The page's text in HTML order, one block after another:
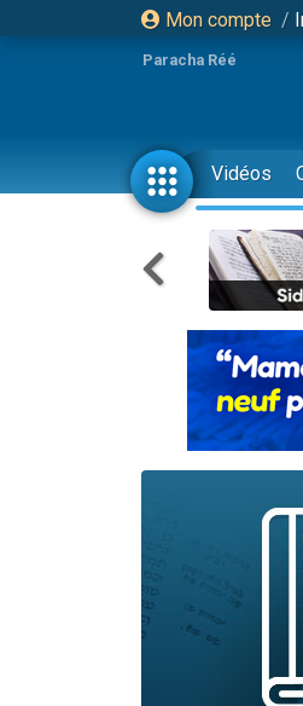
Mon compte /
Paracha Réé
Vidéos